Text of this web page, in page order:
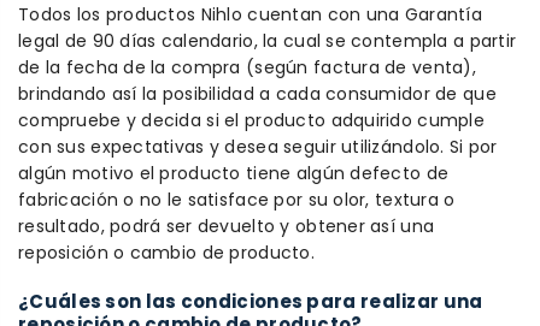
Todos los productos Nihlo cuentan con una Garantía
legal de 90 días calendario, la cual se contempla a partir
de la fecha de la compra (según factura de venta),
brindando así la posibilidad a cada consumidor de que
compruebe y decida si el producto adquirido cumple
con sus expectativas y desea seguir utilizándolo. Si por
algún motivo el producto tiene algún defecto de
fabricación o no le satisface por su olor, textura o
resultado, podrá ser devuelto y obtener así una
reposición o cambio de producto.
¿Cuáles son las condiciones para realizar una